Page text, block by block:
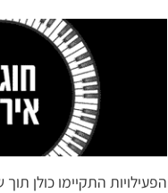
הפעילויות התקיימו כולן